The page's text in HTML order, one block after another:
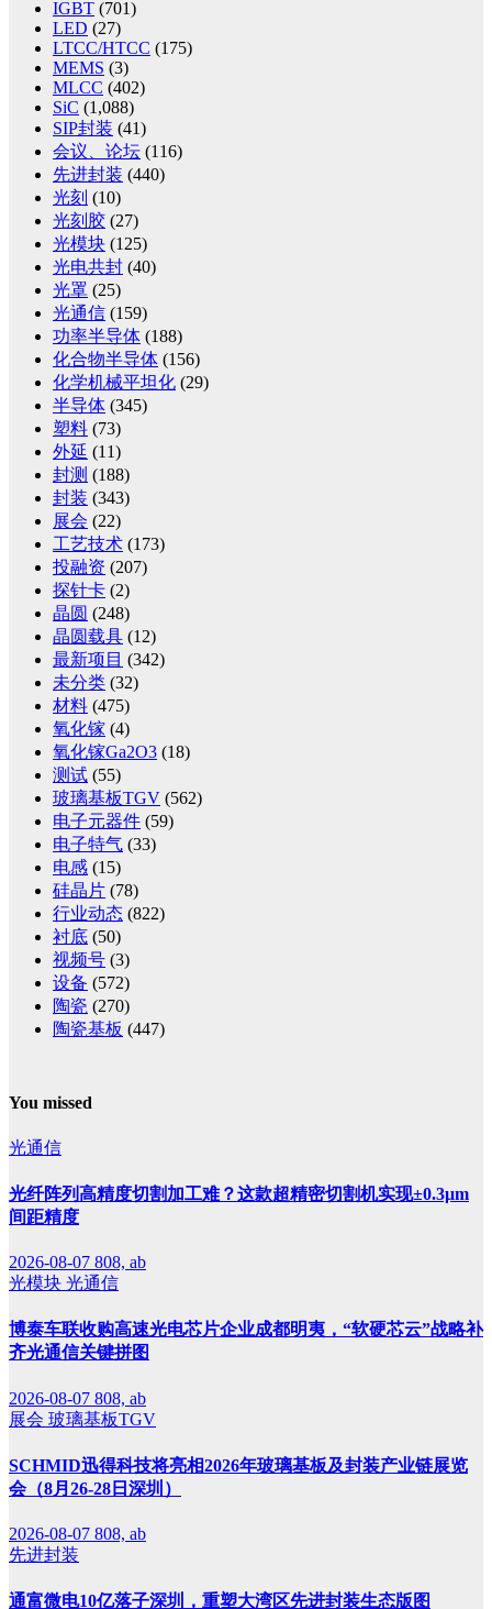
IGBT (701)
LED (27)
LTCC/HTCC (175)
MEMS (3)
MLCC (402)
SiC (1,088)
SIP封装 (41)
会议、论坛 (116)
先进封装 (440)
光刻 (10)
光刻胶 (27)
光模块 (125)
光电共封 (40)
光罩 (25)
光通信 (159)
功率半导体 (188)
化合物半导体 (156)
化学机械平坦化 (29)
半导体 (345)
塑料 (73)
外延 (11)
封测 (188)
封装 (343)
展会 (22)
工艺技术 (173)
投融资 (207)
探针卡 (2)
晶圆 (248)
晶圆载具 (12)
最新项目 (342)
未分类 (32)
材料 (475)
氧化镓 (4)
氧化镓Ga2O3 (18)
测试 (55)
玻璃基板TGV (562)
电子元器件 (59)
电子特气 (33)
电感 (15)
硅晶片 (78)
行业动态 (822)
衬底 (50)
视频号 (3)
设备 (572)
陶瓷 (270)
陶瓷基板 (447)
You missed
光通信
光纤阵列高精度切割加工难？这款超精密切割机实现±0.3μm
间距精度
2026-08-07 808, ab
光模块 光通信
博泰车联收购高速光电芯片企业成都明夷，“软硬芯云”战略补
齐光通信关键拼图
2026-08-07 808, ab
展会 玻璃基板TGV
SCHMID迅得科技将亮相2026年玻璃基板及封装产业链展览
会（8月26-28日深圳）
2026-08-07 808, ab
先进封装
通富微电10亿落子深圳，重塑大湾区先进封装生态版图